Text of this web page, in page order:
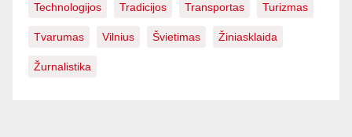
Technologijos Tradicijos Transportas Turizmas
Tvarumas Vilnius Švietimas Žiniasklaida
Žurnalistika